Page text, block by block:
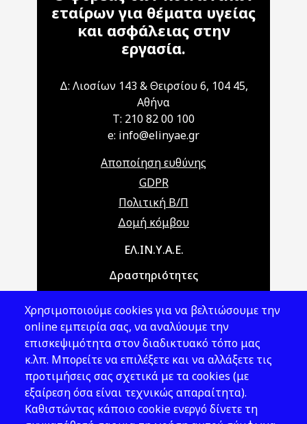
εταίρων για θέματα υγείας
και ασφάλειας στην
εργασία.
Δ: Λιοσίων 143 & Θειρσίου 6, 104 45,
Αθήνα
T: 210 82 00 100
e: info@elinyae.gr
Αποποίηση ευθύνης
GDPR
Πολιτική Β/Π
Δομή κόμβου
Main navigationΕΛ.ΙΝ.Υ.Α.Ε.
Δραστηριότητες
Νομοθεσία
Εκδόσεις
Νέα - Εκδηλώσεις
Ακολουθήστε μας
Χρησιμοποιούμε cookies για να βελτιώσουμε την
online εμπειρία σας, να αναλύουμε την
επισκεψιμότητα στον διαδικτυακό τόπο μας
κ.λπ. Μπορείτε να επιλέξετε και να αλλάξετε τις
προτιμήσεις σας σχετικά με τα cookies (με
εξαίρεση όσα είναι τεχνικώς απαραίτητα).
Καθιστώντας κάποιο cookie ενεργό δίνετε τη